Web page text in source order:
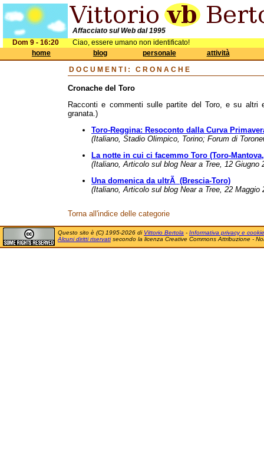
Affacciato sul Web dal 1995
Dom 9 - 16:20
Ciao, essere umano non identificato!
home
blog personale
attività
DOCUMENTI : CRONACHE
Cronache del Toro
Racconti e commenti sulle partite del Toro, e su
granata.)
Toro-Reggina: Resoconto dalla Curva
(Italiano, Stadio Olimpico, Torino; Forum di
La notte in cui ci facemmo Toro (Toro-
(Italiano, Articolo sul blog Near a Tree, 12 Giugno
Una domenica da ultrÃ (Brescia-Toro)
(Italiano, Articolo sul blog Near a Tree, 22 Maggio
Torna all'indice delle categorie
Questo sito è (C) 1995-2026 di Vittorio Bertola - Informativa privacy e cookie
Alcuni diritti riservatisecondo la licenza Creative Commons Attribuzione -